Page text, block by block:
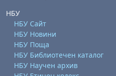
НБУ
НБУ Сайт
НБУ Новини
НБУ Поща
НБУ Библиотечен каталог
НБУ Научен архив